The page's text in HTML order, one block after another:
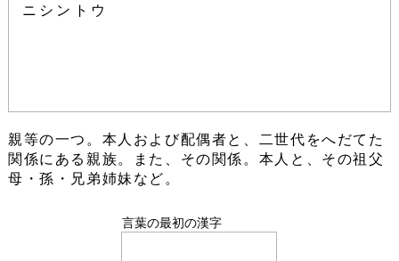
ニシントウ
親等の一つ。本人および配偶者と、二世代をへだてた
関係にある親族。また、その関係。本人と、その祖父
母・孫・兄弟姉妹など。
言葉の最初の漢字